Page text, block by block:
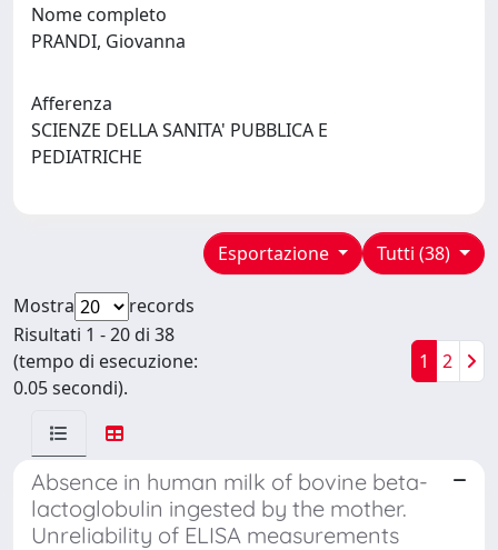
Nome completo
PRANDI, Giovanna
Afferenza
SCIENZE DELLA SANITA' PUBBLICA E
PEDIATRICHE
Tutti (38)
Esportazione
Mostra
records
Risultati 1 - 20 di 38
(tempo di esecuzione:
0.05 secondi).
1 2
Absence in human milk of bovine beta-
lactoglobulin ingested by the mother.
Unreliability of ELISA measurements